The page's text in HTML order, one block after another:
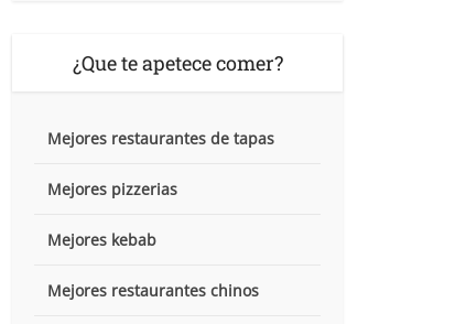
¿Que te apetece comer?
Mejores restaurantes de tapas
Mejores pizzerias
Mejores kebab
Mejores restaurantes chinos